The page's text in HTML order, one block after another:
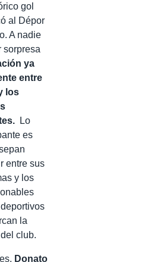
gol
al Dépor
A nadie
sorpresa
ya
entre
los
Lo
es
entre sus
y los
la
club.
Donato